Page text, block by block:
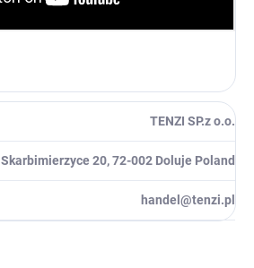
TENZI SP.z o.o.
Skarbimierzyce 20, 72-002 Doluje Poland
handel@tenzi.pl